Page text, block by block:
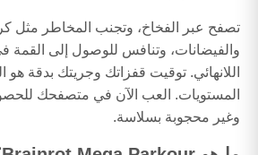
تصفح عبر الفخاخ، وتجنب المخاطر مثل
والفيضانات، وتنافس للوصول إلى القمة
اللانهائي. توقيت قفزاتك وجريتك بدقة هو
المستويات. العب الآن في متصفحك
وغير محجوبة بسلاسة.